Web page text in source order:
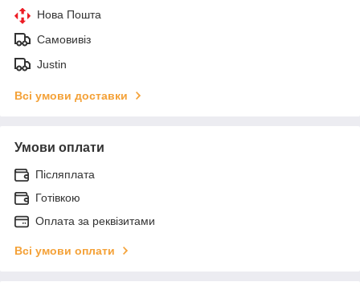
Нова Пошта
Самовивіз
Justin
Всі умови доставки
Умови оплати
Післяплата
Готівкою
Оплата за реквізитами
Всі умови оплати